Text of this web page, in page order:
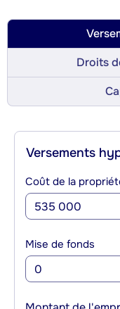
Droits
Versements
Coût de la
Mise de fonds